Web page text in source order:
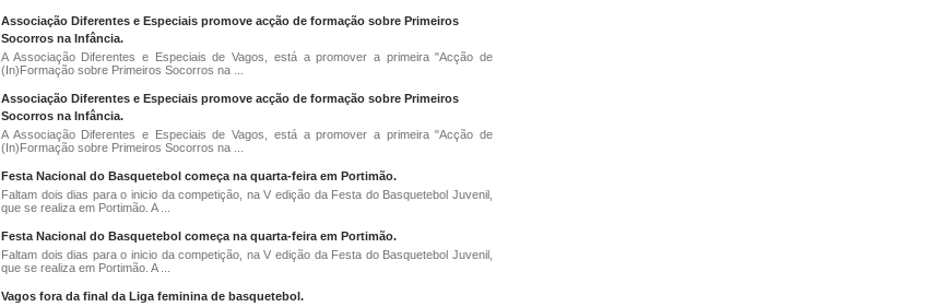
Associação Diferentes e Especiais promove acção de formação sobre Primeiros
Socorros na Infância.
A Associação Diferentes e Especiais de Vagos, está a promover a primeira "Acção de
(In)Formação sobre Primeiros Socorros na ...
Associação Diferentes e Especiais promove acção de formação sobre Primeiros
Socorros na Infância.
A Associação Diferentes e Especiais de Vagos, está a promover a primeira "Acção de
(In)Formação sobre Primeiros Socorros na ...
Festa Nacional do Basquetebol começa na quarta-feira em Portimão.
Faltam dois dias para o inicio da competição, na V edição da Festa do Basquetebol Juvenil,
que se realiza em Portimão. A ...
Festa Nacional do Basquetebol começa na quarta-feira em Portimão.
Faltam dois dias para o inicio da competição, na V edição da Festa do Basquetebol Juvenil,
que se realiza em Portimão. A ...
Vagos fora da final da Liga feminina de basquetebol.